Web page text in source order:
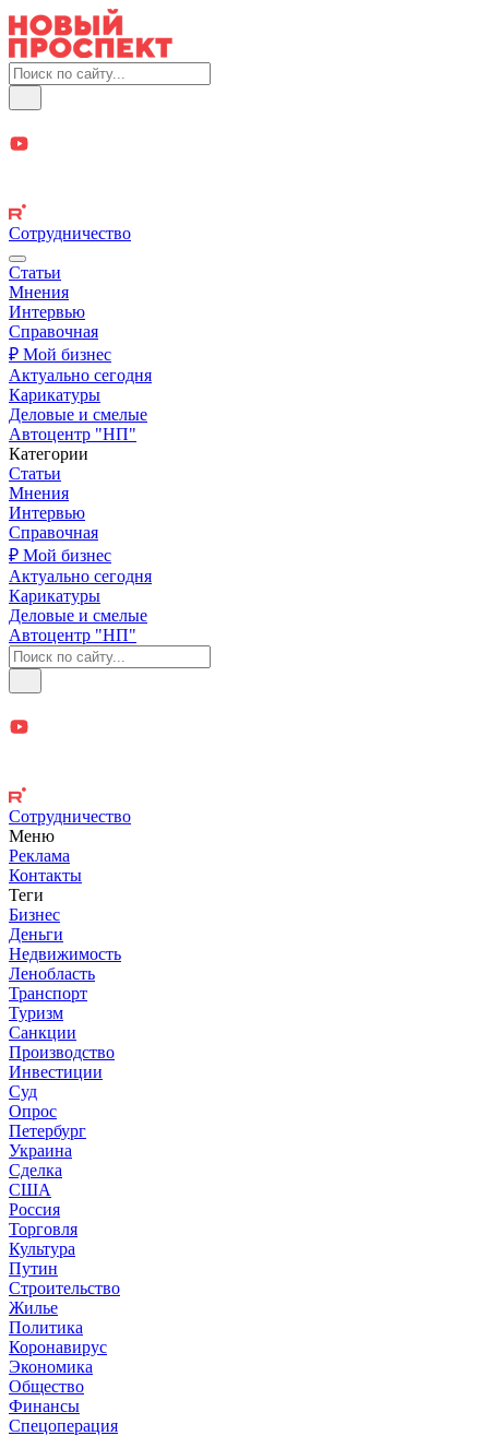
Сотрудничество
Статьи
Мнения
Интервью
Справочная
₽ Мой бизнес
Актуально сегодня
Карикатуры
Деловые и смелые
Автоцентр "НП"
Категории
Статьи
Мнения
Интервью
Справочная
₽ Мой бизнес
Актуально сегодня
Карикатуры
Деловые и смелые
Автоцентр "НП"
Сотрудничество
Меню
Реклама
Контакты
Теги
Бизнес
Деньги
Недвижимость
Ленобласть
Транспорт
Туризм
Санкции
Производство
Инвестиции
Суд
Опрос
Петербург
Украина
Сделка
США
Россия
Торговля
Культура
Путин
Строительство
Жилье
Политика
Коронавирус
Экономика
Общество
Финансы
Спецоперация